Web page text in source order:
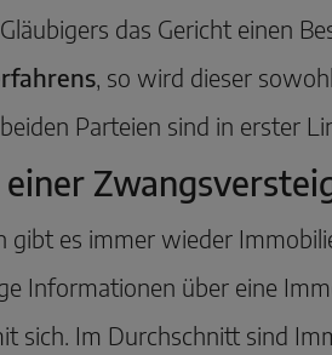
das Gericht einen
, so wird dieser
Parteien sind in erster
gibt es immer wieder
Informationen über eine
sich. Im Durchschnitt sind